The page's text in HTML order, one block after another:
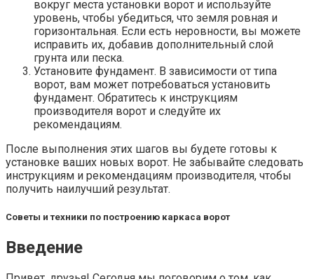
вокруг места установки ворот и используйте
уровень, чтобы убедиться, что земля ровная и
горизонтальная. Если есть неровности, вы можете
исправить их, добавив дополнительный слой
грунта или песка.
Установите фундамент. В зависимости от типа
ворот, вам может потребоваться установить
фундамент. Обратитесь к инструкциям
производителя ворот и следуйте их
рекомендациям.
После выполнения этих шагов вы будете готовы к
установке ваших новых ворот. Не забывайте следовать
инструкциям и рекомендациям производителя, чтобы
получить наилучший результат.
Советы и техники по построению каркаса ворот
Введение